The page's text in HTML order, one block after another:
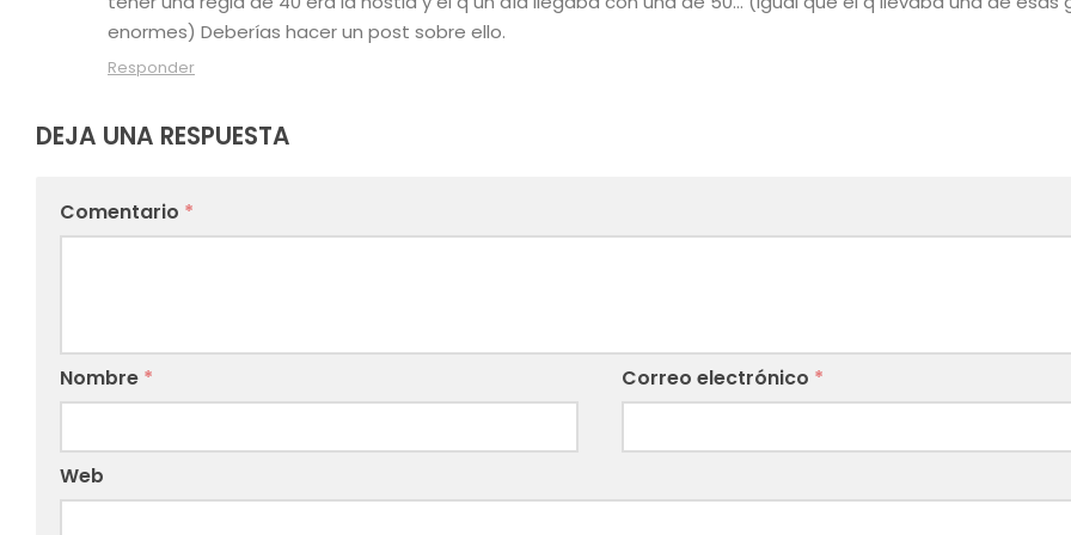
enormes) Deberías hacer un post sobre ello.
Responder
DEJA UNA RESPUESTA
Comentario *
Nombre * Correo electrónico *
Web